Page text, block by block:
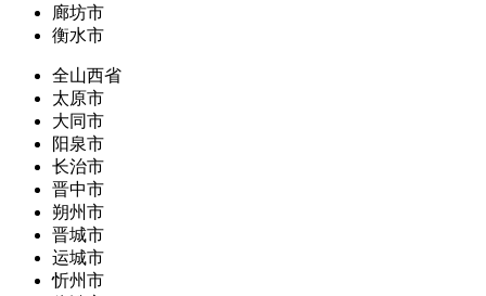
廊坊市
衡水市
全山西省
太原市
大同市
阳泉市
长治市
晋中市
朔州市
晋城市
运城市
忻州市